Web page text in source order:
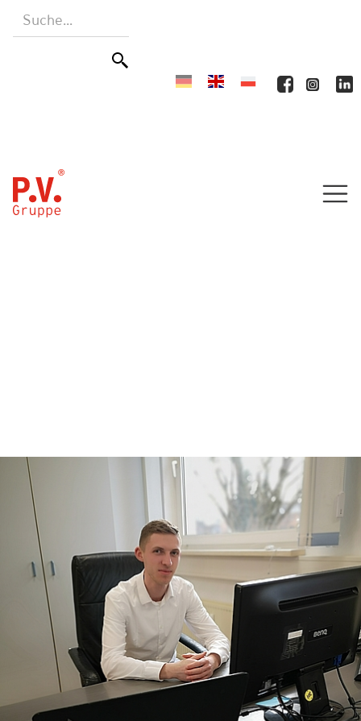
Sonderbauwerke
Hochbau
Tobnorm
Service
Unternehmen
Nachhaltigkeit